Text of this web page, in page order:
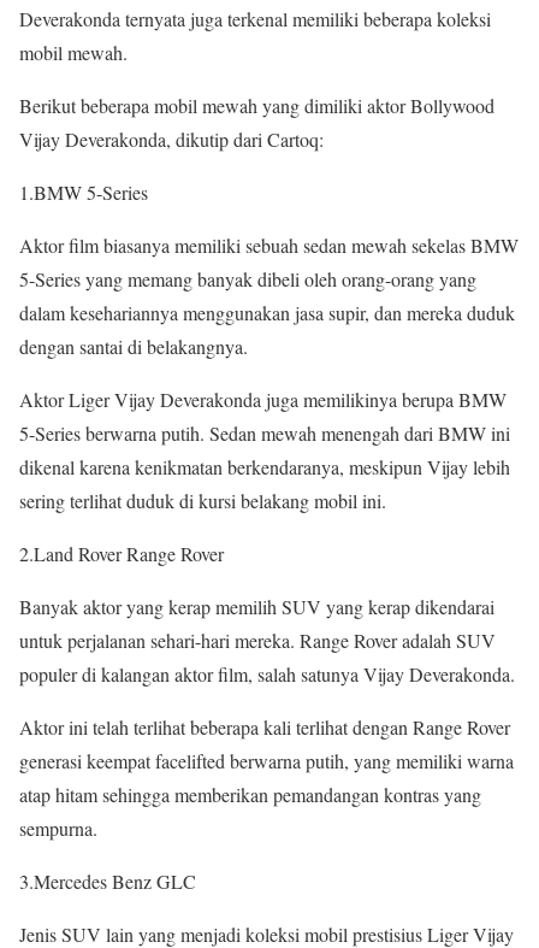
Deverakonda ternyata juga terkenal memiliki beberapa koleksi
mobil mewah.
Berikut beberapa mobil mewah yang dimiliki aktor Bollywood
Vijay Deverakonda, dikutip dari Cartoq:
1.BMW 5-Series
Aktor film biasanya memiliki sebuah sedan mewah sekelas BMW
5-Series yang memang banyak dibeli oleh orang-orang yang
dalam kesehariannya menggunakan jasa supir, dan mereka duduk
dengan santai di belakangnya.
Aktor Liger Vijay Deverakonda juga memilikinya berupa BMW
5-Series berwarna putih. Sedan mewah menengah dari BMW ini
dikenal karena kenikmatan berkendaranya, meskipun Vijay lebih
sering terlihat duduk di kursi belakang mobil ini.
2.Land Rover Range Rover
Banyak aktor yang kerap memilih SUV yang kerap dikendarai
untuk perjalanan sehari-hari mereka. Range Rover adalah SUV
populer di kalangan aktor film, salah satunya Vijay Deverakonda.
Aktor ini telah terlihat beberapa kali terlihat dengan Range Rover
generasi keempat facelifted berwarna putih, yang memiliki warna
atap hitam sehingga memberikan pemandangan kontras yang
sempurna.
3.Mercedes Benz GLC
Jenis SUV lain yang menjadi koleksi mobil prestisius Liger Vijay